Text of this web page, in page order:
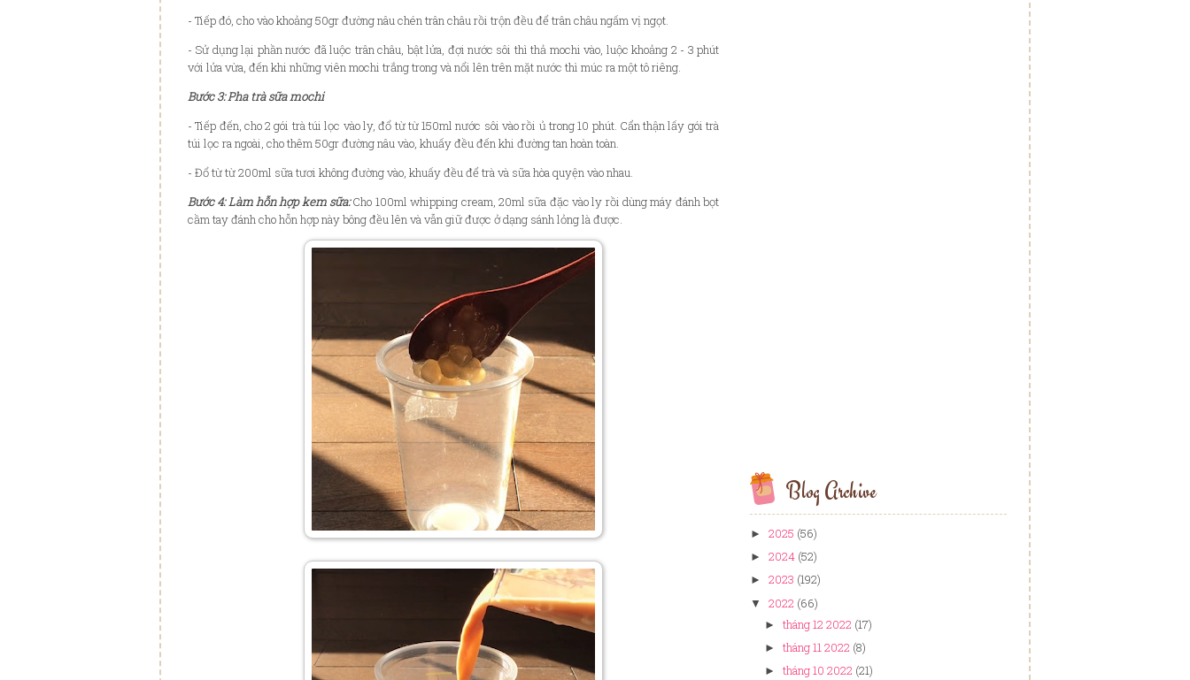
- Tiếp đó, cho vào khoảng 50gr đường nâu chén trân châu rồi trộn đều để trân châu ngấm vị ngọt.
- Sử dụng lại phần nước đã luộc trân châu, bật lửa, đợi nước sôi thì thả mochi vào, luộc khoảng 2 - 3 phút
với lửa vừa, đến khi những viên mochi trắng trong và nổi lên trên mặt nước thì múc ra một tô riêng.
Bước 3️: Pha trà sữa mochi
- Tiếp đến, cho 2 gói trà túi lọc vào ly, đổ từ từ 150ml nước sôi vào rồi ủ trong 10 phút. Cẩn thận lấy gói trà
túi lọc ra ngoài, cho thêm 50gr đường nâu vào, khuấy đều đến khi đường tan hoàn toàn.
- Đổ từ từ 200ml sữa tươi không đường vào, khuấy đều để trà và sữa hòa quyện vào nhau.
Bước 4️: Làm hỗn hợp kem sữa:Cho 100ml whipping cream, 20ml sữa đặc vào ly rồi dùng máy đánh bọt
cầm tay đánh cho hỗn hợp này bông đều lên và vẫn giữ được ở dạng sánh lỏng là được.
Blog Archive
► 2025 (56)
► 2024 (52)
► 2023 (192)
▼ 2022 (66)
► tháng 12 2022 (17)
► tháng 11 2022 (8)
► tháng 10 2022 (21)